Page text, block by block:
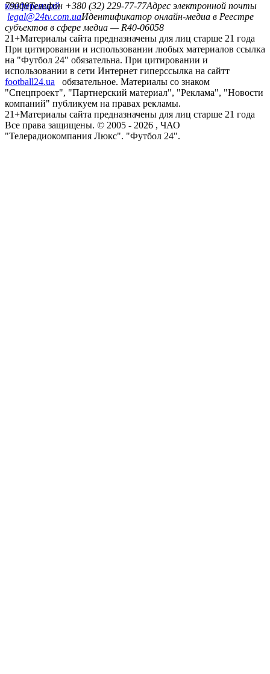
конференций
79008Телефон +380 (32) 229-77-77Адрес электронной почты
legal@24tv.com.uaИдентификатор онлайн-медиа в Реестре
субъектов в сфере медиа — R40-06058
21+Материалы сайта предназначены для лиц старше 21 года
При цитировании и использовании любых материалов ссылка
на "Футбол 24" обязательна. При цитировании и
использовании в сети Интернет гиперссылка на сайтт
football24.ua
обязательное. Материалы со знаком
"Спецпроект", "Партнерский материал", "Реклама", "Новости
компаний" публикуем на правах рекламы.
21+Материалы сайта предназначены для лиц старше 21 года
Все права защищены. © 2005 - 2026 , ЧАО
"Телерадиокомпания Люкс". "Футбол 24".